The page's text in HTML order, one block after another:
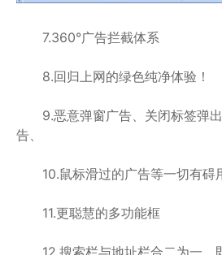
7.360°广告拦截体系
8.回归上网的绿色纯净体验！
9.恶意弹窗广告、关闭标签弹出
告、
10.鼠标滑过的广告等一切有碍
11.更聪慧的多功能框